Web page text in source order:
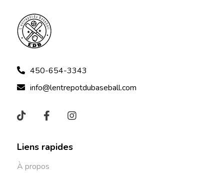
450-654-3343
info@lentrepotdubaseball.com
Liens rapides
À propos